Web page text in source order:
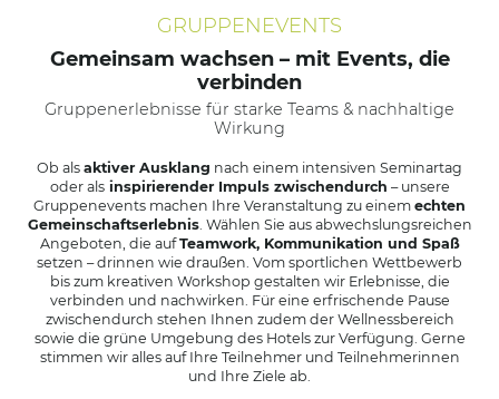
GRUPPENEVENTS
Gemeinsam wachsen – mit Events, die
verbinden
Gruppenerlebnisse für starke Teams & nachhaltige
Wirkung
Ob als aktiver Ausklang nach einem intensiven Seminartag
oder alsinspirierender Impuls zwischendurch – unsere
Gruppenevents machen Ihre Veranstaltung zu einem echten
Gemeinschaftserlebnis. Wählen Sie aus abwechslungsreichen
Angeboten, die aufTeamwork, Kommunikation und Spaß
setzen – drinnen wie draußen. Vom sportlichen Wettbewerb
bis zum kreativen Workshop gestalten wir Erlebnisse, die
verbinden und nachwirken. Für eine erfrischende Pause
zwischendurch stehen Ihnen zudem der Wellnessbereich
sowie die grüne Umgebung des Hotels zur Verfügung. Gerne
stimmen wir alles auf Ihre Teilnehmer und Teilnehmerinnen
und Ihre Ziele ab.